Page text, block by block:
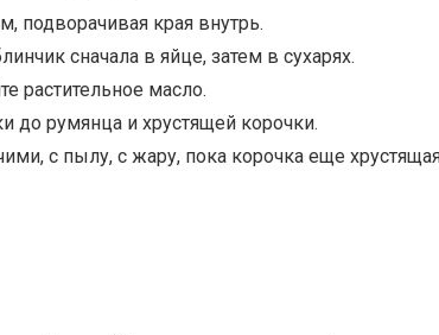
подворачивая края внутрь.
сначала в яйце, затем в сухарях.
растительное масло.
до румянца и хрустящей корочки.
с пылу, с жару, пока корочка еще